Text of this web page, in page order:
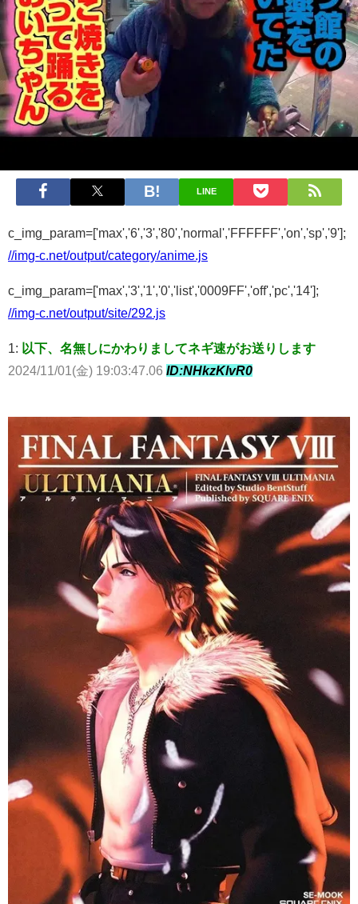
LINE
c_img_param=['max','6','3','80','normal','FFFFFF','on','sp','9'];
//img-c.net/output/category/anime.js
c_img_param=['max','3','1','0','list','0009FF','off','pc','14'];
//img-c.net/output/site/292.js
1: 以下、名無しにかわりましてネギ速がお送りします
2024/11/01(金) 19:03:47.06 ID:NHkzKlvR0